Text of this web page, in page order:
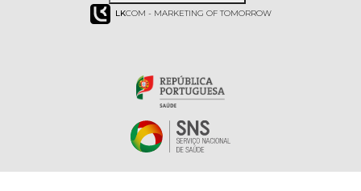
LKCOM - MARKETING OF TOMORROW